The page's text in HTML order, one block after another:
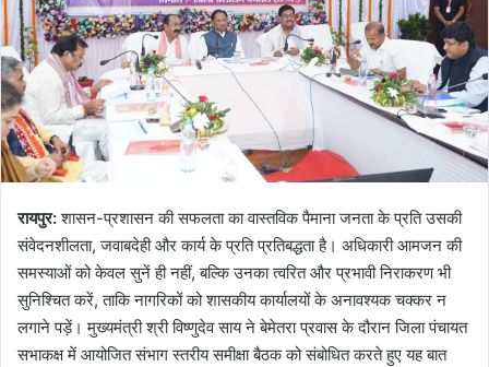
रायपुर:शासन-प्रशासन की सफलता का वास्तविक पैमाना जनता के प्रति उसकी
संवेदनशीलता, जवाबदेही और कार्य के प्रति प्रतिबद्धता है। अधिकारी आमजन की
समस्याओं को केवल सुनें ही नहीं, बल्कि उनका त्वरित और प्रभावी निराकरण भी
सुनिश्चित करें, ताकि नागरिकों को शासकीय कार्यालयों के अनावश्यक चक्कर न
लगाने पड़ें। मुख्यमंत्री श्री विष्णुदेव साय ने बेमेतरा प्रवास के दौरान जिला पंचायत
सभाकक्ष में आयोजित संभाग स्तरीय समीक्षा बैठक को संबोधित करते हुए यह बात